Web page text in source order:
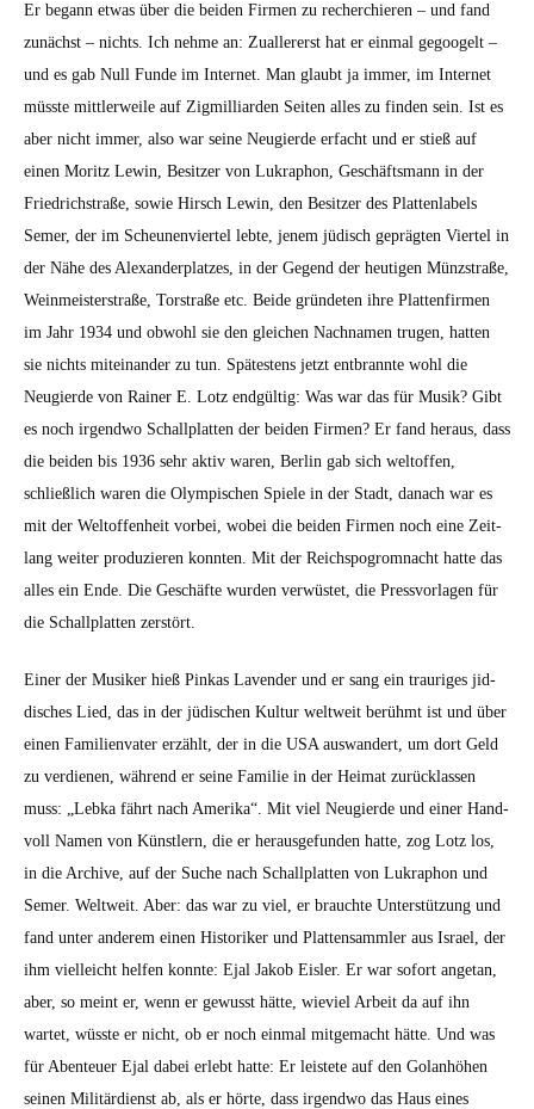
Er begann etwas über die bei­den Fir­men zu recher­chieren – und fand
zunächst – nichts. Ich nehme an: Zuallererst hat er ein­mal gegoogelt –
und es gab Null Funde im Inter­net. Man glaubt ja immer, im Inter­net
müsste mit­tler­weile auf Zig­mil­liar­den Seit­en alles zu find­en sein. Ist es
aber nicht immer, also war seine Neugierde erfacht und er stieß auf
einen Moritz Lewin, Besitzer von Lukraphon, Geschäfts­mann in der
Friedrich­straße, sowie Hirsch Lewin, den Besitzer des Plat­ten­la­bels
Semer, der im Sche­unen­vier­tel lebte, jen­em jüdisch geprägten Vier­tel in
der Nähe des Alexan­der­platzes, in der Gegend der heuti­gen Münzs­traße,
Wein­meis­ter­straße, Torstraße etc. Bei­de grün­de­ten ihre Plat­ten­fir­men
im Jahr 1934 und obwohl sie den gle­ichen Nach­na­men tru­gen, hat­ten
sie nichts miteinan­der zu tun. Spätestens jet­zt ent­bran­nte wohl die
Neugierde von Rain­er E. Lotz endgültig: Was war das für Musik? Gibt
es noch irgend­wo Schallplat­ten der bei­den Fir­men? Er fand her­aus, dass
die bei­den bis 1936 sehr aktiv waren, Berlin gab sich weltof­fen,
schließlich waren die Olymp­is­chen Spiele in der Stadt, danach war es
mit der Weltof­fen­heit vor­bei, wobei die bei­den Fir­men noch eine Zeit­
lang weit­er pro­duzieren kon­nten. Mit der Reich­s­pogrom­nacht hat­te das
alles ein Ende. Die Geschäfte wur­den ver­wüstet, die Pressvor­la­gen für
die Schallplat­ten zer­stört.
Ein­er der Musik­er hieß Pinkas Laven­der und er sang ein trau­riges jid­
dis­ches Lied, das in der jüdis­chen Kul­tur weltweit berühmt ist und über
einen Fam­i­lien­vater erzählt, der in die USA auswan­dert, um dort Geld
zu ver­di­enen, während er seine Fam­i­lie in der Heimat zurück­lassen
muss: „Leb­ka fährt nach Ameri­ka“. Mit viel Neugierde und ein­er Hand­
voll Namen von Kün­stlern, die er her­aus­ge­fun­den hat­te, zog Lotz los,
in die Archive, auf der Suche nach Schallplat­ten von Lukraphon und
Semer. Weltweit. Aber: das war zu viel, er brauchte Unter­stützung und
fand unter anderem einen His­torik­er und Plat­ten­samm­ler aus Israel, der
ihm vielle­icht helfen kon­nte: Ejal Jakob Eisler. Er war sofort ange­tan,
aber, so meint er, wenn er gewusst hätte, wieviel Arbeit da auf ihn
wartet, wüsste er nicht, ob er noch ein­mal mit­gemacht hätte. Und was
für Aben­teuer Ejal dabei erlebt hat­te: Er leis­tete auf den Golan­höhen
seinen Mil­itär­di­enst ab, als er hörte, dass irgend­wo das Haus eines